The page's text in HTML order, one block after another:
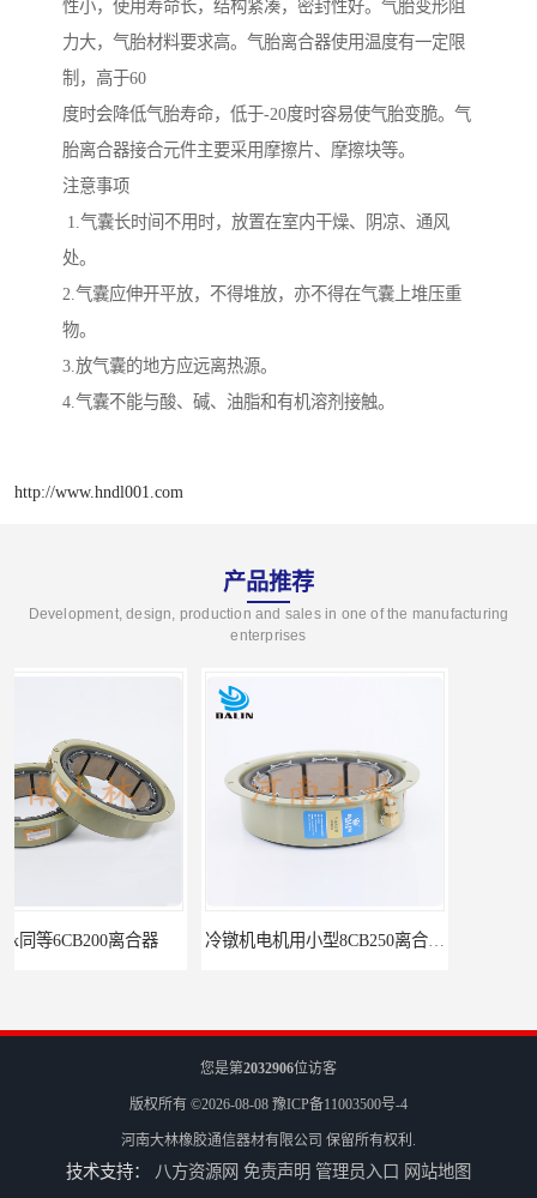
性小，使用寿命长，结构紧凑，密封性好。气胎变形阻
力大，气胎材料要求高。气胎离合器使用温度有一定限
制，高于60
度时会降低气胎寿命，低于-20度时容易使气胎变脆。气
胎离合器接合元件主要采用摩擦片、摩擦块等。
注意事项
1.气囊长时间不用时，放置在室内干燥、阴凉、通风
处。
2.气囊应伸开平放，不得堆放，亦不得在气囊上堆压重
物。
3.放气囊的地方应远离热源。
4.气囊不能与酸、碱、油脂和有机溶剂接触。
http://www.hndl001.com
产品推荐
Development, design, production and sales in one of the manufacturing
enterprises
冷镦机电机用小型8CB250离合器制动器刹车 气胎鼓式小型4CB200离合器刹车
您是第2032906位访客
版权所有 ©2026-08-08 豫ICP备11003500号-4
河南大林橡胶通信器材有限公司 保留所有权利.
技术支持： 八方资源网 免责声明 管理员入口 网站地图